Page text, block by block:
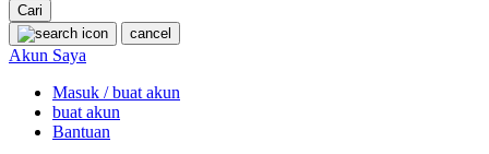
P
Peachy
Phil & Ted's
Cari
cancel
Akun Saya
Masuk / buat akun
buat akun
Bantuan